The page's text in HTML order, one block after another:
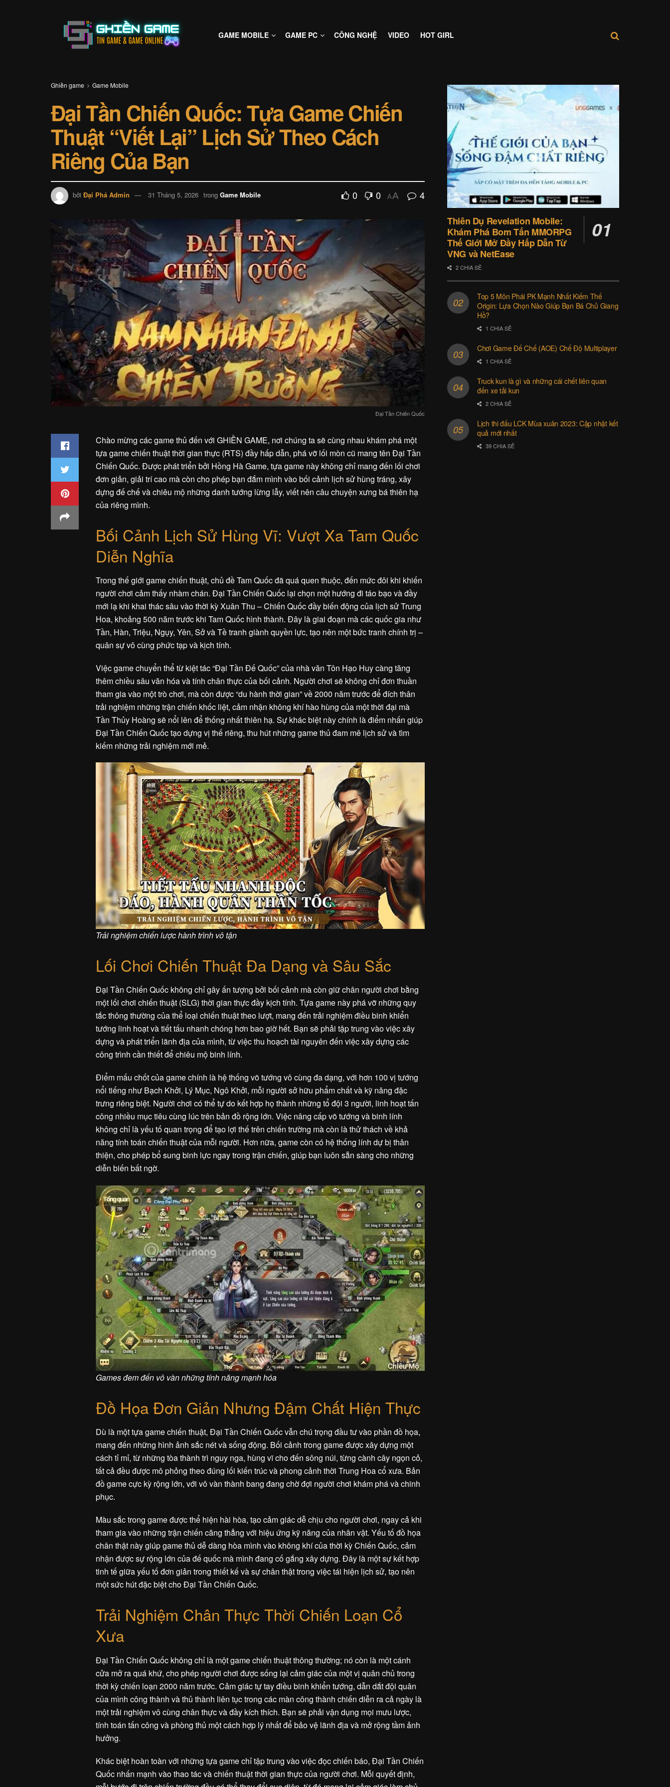
GAME MOBILE GAME PC CÔNG NGHỆ VIDEO HOT GIRL
Ghiền game Game Mobile
Đại Tần Chiến Quốc: Tựa Game Chiến
Thuật “Viết Lại” Lịch Sử Theo Cách
Riêng Của Bạn
bởi Đại Phá Admin 31 Tháng 5, 2026 trong Game Mobile 0 0 AA 4
Đại Tần Chiến Quốc
Chào mừng các game thủ đến với GHIỀN GAME, nơi chúng ta sẽ cùng nhau khám phá một
tựa game chiến thuật thời gian thực (RTS) đầy hấp dẫn, phá vỡ lối mòn cũ mang tên Đại Tần
Chiến Quốc. Được phát triển bởi Hồng Hà Game, tựa game này không chỉ mang đến lối chơi
đơn giản, giải trí cao mà còn cho phép bạn đắm mình vào bối cảnh lịch sử hùng tráng, xây
dựng đế chế và chiêu mộ những danh tướng lừng lẫy, viết nên câu chuyện xưng bá thiên hạ
của riêng mình.
Bối Cảnh Lịch Sử Hùng Vĩ: Vượt Xa Tam Quốc
Diễn Nghĩa
Trong thế giới game chiến thuật, chủ đề Tam Quốc đã quá quen thuộc, đến mức đôi khi khiến
người chơi cảm thấy nhàm chán. Đại Tần Chiến Quốc lại chọn một hướng đi táo bạo và đầy
mới lạ khi khai thác sâu vào thời kỳ Xuân Thu – Chiến Quốc đầy biến động của lịch sử Trung
Hoa, khoảng 500 năm trước khi Tam Quốc hình thành. Đây là giai đoạn mà các quốc gia như
Tần, Hàn, Triệu, Ngụy, Yên, Sở và Tề tranh giành quyền lực, tạo nên một bức tranh chính trị –
quân sự vô cùng phức tạp và kịch tính.
Việc game chuyển thể từ kiệt tác “Đại Tần Đế Quốc” của nhà văn Tôn Hạo Huy càng tăng
thêm chiều sâu văn hóa và tính chân thực của bối cảnh. Người chơi sẽ không chỉ đơn thuần
tham gia vào một trò chơi, mà còn được “du hành thời gian” về 2000 năm trước để đích thân
trải nghiệm những trận chiến khốc liệt, cảm nhận không khí hào hùng của một thời đại mà
Tần Thủy Hoàng sẽ nổi lên để thống nhất thiên hạ. Sự khác biệt này chính là điểm nhấn giúp
Đại Tần Chiến Quốc tạo dựng vị thế riêng, thu hút những game thủ đam mê lịch sử và tìm
kiếm những trải nghiệm mới mẻ.
Trải nghiệm chiến lược hành trình vô tận
Lối Chơi Chiến Thuật Đa Dạng và Sâu Sắc
Đại Tần Chiến Quốc không chỉ gây ấn tượng bởi bối cảnh mà còn giữ chân người chơi bằng
một lối chơi chiến thuật (SLG) thời gian thực đầy kịch tính. Tựa game này phá vỡ những quy
tắc thông thường của thể loại chiến thuật theo lượt, mang đến trải nghiệm điều binh khiển
tướng linh hoạt và tiết tấu nhanh chóng hơn bao giờ hết. Bạn sẽ phải tập trung vào việc xây
dựng và phát triển lãnh địa của mình, từ việc thu hoạch tài nguyên đến việc xây dựng các
công trình cần thiết để chiêu mộ binh lính.
Điểm mấu chốt của game chính là hệ thống võ tướng vô cùng đa dạng, với hơn 100 vị tướng
nổi tiếng như Bạch Khởi, Lý Mục, Ngô Khởi, mỗi người sở hữu phẩm chất và kỹ năng đặc
trưng riêng biệt. Người chơi có thể tự do kết hợp họ thành những tổ đội 3 người, linh hoạt tấn
công nhiều mục tiêu cùng lúc trên bản đồ rộng lớn. Việc nâng cấp võ tướng và binh lính
không chỉ là yếu tố quan trọng để tạo lợi thế trên chiến trường mà còn là thử thách về khả
năng tính toán chiến thuật của mỗi người. Hơn nữa, game còn có hệ thống lính dự bị thân
thiện, cho phép bổ sung binh lực ngay trong trận chiến, giúp bạn luôn sẵn sàng cho những
diễn biến bất ngờ.
Games đem đến vô vàn những tính năng mạnh hóa
Đồ Họa Đơn Giản Nhưng Đậm Chất Hiện Thực
Dù là một tựa game chiến thuật, Đại Tần Chiến Quốc vẫn chú trọng đầu tư vào phần đồ họa,
mang đến những hình ảnh sắc nét và sống động. Bối cảnh trong game được xây dựng một
cách tỉ mỉ, từ những tòa thành trì nguy nga, hùng vĩ cho đến sông núi, từng cành cây ngọn cỏ,
tất cả đều được mô phỏng theo đúng lối kiến trúc và phong cảnh thời Trung Hoa cổ xưa. Bản
đồ game cực kỳ rộng lớn, với vô vàn thành bang đang chờ đợi người chơi khám phá và chinh
phục.
Màu sắc trong game được thể hiện hài hòa, tạo cảm giác dễ chịu cho người chơi, ngay cả khi
tham gia vào những trận chiến căng thẳng với hiệu ứng kỹ năng của nhân vật. Yếu tố đồ họa
chân thật này giúp game thủ dễ dàng hòa mình vào không khí của thời kỳ Chiến Quốc, cảm
nhận được sự rộng lớn của đế quốc mà mình đang cố gắng xây dựng. Đây là một sự kết hợp
tinh tế giữa yếu tố đơn giản trong thiết kế và sự chân thật trong việc tái hiện lịch sử, tạo nên
một sức hút đặc biệt cho Đại Tần Chiến Quốc.
Trải Nghiệm Chân Thực Thời Chiến Loạn Cổ
Xưa
Đại Tần Chiến Quốc không chỉ là một game chiến thuật thông thường; nó còn là một cánh
cửa mở ra quá khứ, cho phép người chơi được sống lại cảm giác của một vị quân chủ trong
thời kỳ chiến loạn 2000 năm trước. Cảm giác tự tay điều binh khiển tướng, dẫn dắt đội quân
của mình công thành và thủ thành liên tục trong các màn công thành chiến diễn ra cả ngày là
một trải nghiệm vô cùng chân thực và đầy kích thích. Bạn sẽ phải vận dụng mọi mưu lược,
tính toán tấn công và phòng thủ một cách hợp lý nhất để bảo vệ lãnh địa và mở rộng tầm ảnh
hưởng.
Khác biệt hoàn toàn với những tựa game chỉ tập trung vào việc đọc chiến báo, Đại Tần Chiến
Quốc nhấn mạnh vào thao tác và chiến thuật thời gian thực của người chơi. Mỗi quyết định,
Thiên Dụ Revelation Mobile:
Khám Phá Bom Tấn MMORPG
Thế Giới Mở Đầy Hấp Dẫn Từ
VNG và NetEase
2 CHIA SẺ
Top 5 Môn Phái PK Mạnh Nhất Kiếm Thế
Origin: Lựa Chọn Nào Giúp Bạn Bá Chủ Giang
Hồ?
1 CHIA SẺ
Chơi Game Đế Chế (AOE) Chế Độ Multiplayer
1 CHIA SẺ
Truck kun là gì và những cái chết liên quan
đến xe tải kun
2 CHIA SẺ
Lịch thi đấu LCK Mùa xuân 2023: Cập nhật kết
quả mới nhất
39 CHIA SẺ